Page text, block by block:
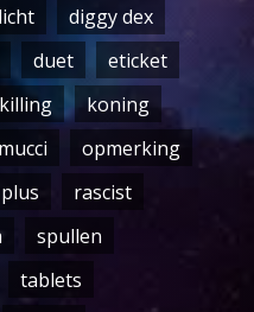
diggy dex
duet
eticket
killing
koning
mucci
opmerking
rascist
spullen
tablets